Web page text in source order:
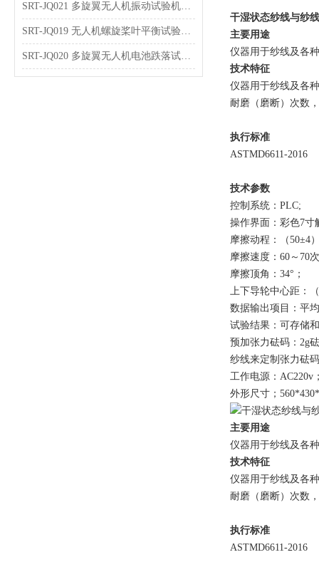
SRT-JQ021 多旋翼无人机振动试验机的应用介绍 技术说明
SRT-JQ019 无人机螺旋桨叶平衡试验机简单介绍 质量保证
SRT-JQ020 多旋翼无人机电池跌落试验机简单介绍 质量保证
干湿状态纱线与纱
主要用途
仪器用于纱线及各
技术特征
仪器用于纱线及各
耐磨（磨断）次数
执行标准
ASTMD6611-2016
技术参数
控制系统：PLC;
操作界面：彩色7寸
摩擦动程：（50±4
摩擦速度：60～70
摩擦顶角：34°；
上下导轮中心距：
数据输出项目：平
试验结果：可存储
预加张力砝码：2g
纱线来定制张力砝
工作电源：AC220v
外形尺寸；
主要用途
仪器用于纱线及各
技术特征
仪器用于纱线及各
耐磨（磨断）次数
执行标准
ASTMD6611-2016